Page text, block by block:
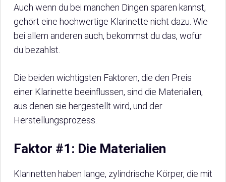
Auch wenn du bei manchen Dingen sparen kannst,
gehört eine hochwertige Klarinette nicht dazu. Wie
bei allem anderen auch, bekommst du das, wofür
du bezahlst.
Die beiden wichtigsten Faktoren, die den Preis
einer Klarinette beeinflussen, sind die Materialien,
aus denen sie hergestellt wird, und der
Herstellungsprozess.
Faktor #1: Die Materialien
Klarinetten haben lange, zylindrische Körper, die mit